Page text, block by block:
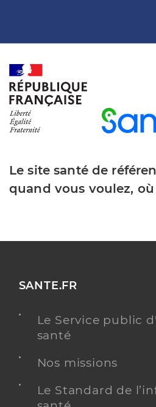
Le site santé de
quand vous voulez,
SANTE.FR
Le Service public
santé
Nos missions
Le Standard de